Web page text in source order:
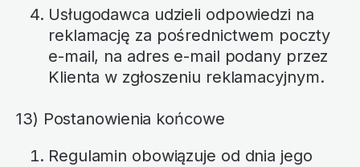
Usługodawca udzieli odpowiedzi na
reklamację za pośrednictwem poczty
e-mail, na adres e-mail podany przez
Klienta w zgłoszeniu reklamacyjnym.
13) Postanowienia końcowe
Regulamin obowiązuje od dnia jego